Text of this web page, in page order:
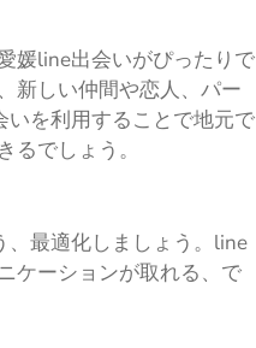
媛line出会いがぴったりで
新しい仲間や恋人、パー
いを利用することで地元で
でしょう。
、最適化しましょう。line
ケーションが取れる、で